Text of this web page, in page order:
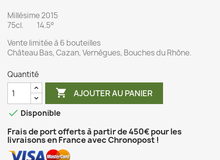
Millésime 2015
75cl. 14.5°
Vente limitée à 6 bouteilles
Château Bas, Cazan, Vernègues, Bouches du Rhône.
Quantité
 AJOUTER AU PANIER
 Disponible
Frais de port offerts à partir de 450€ pour les
livraisons en France avec Chronopost !